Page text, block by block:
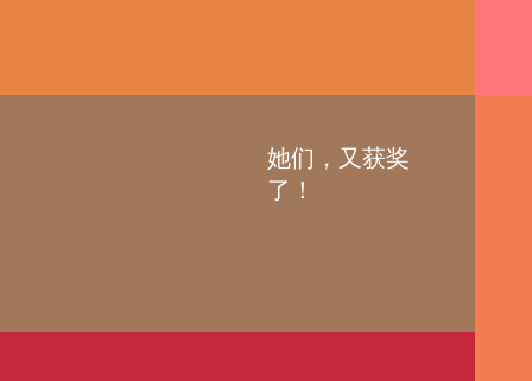
她们，又获奖
了！